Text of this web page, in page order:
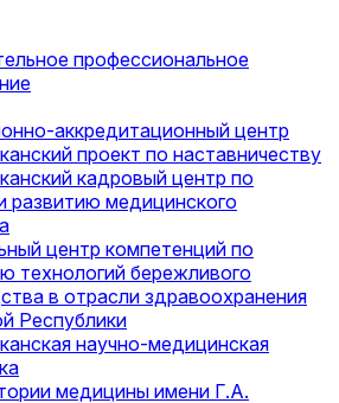
профессиональное
аккредитационный центр
проект по наставничеству
кадровый центр по
развитию медицинского
центр компетенций по
технологий бережливого
в отрасли здравоохранения
Республики
научно-медицинская
медицины имени Г.А.